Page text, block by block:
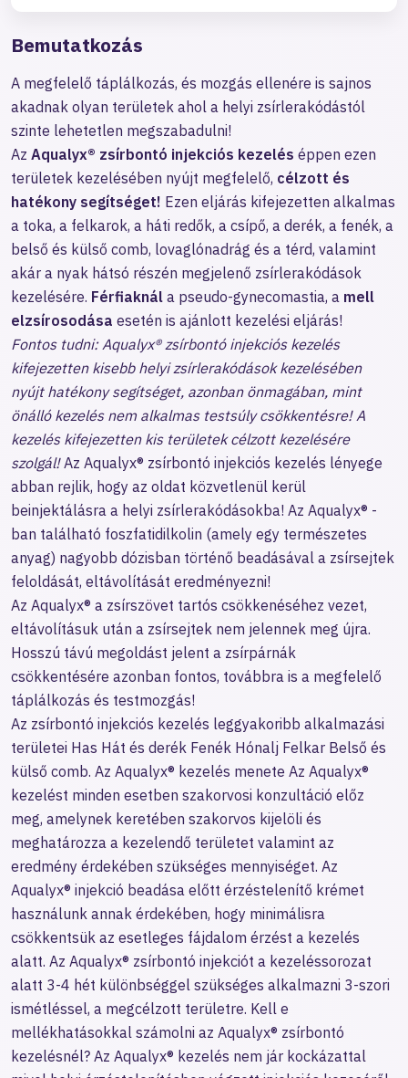
Bemutatkozás
A megfelelő táplálkozás, és mozgás ellenére is sajnos
akadnak olyan területek ahol a helyi zsírlerakódástól
szinte lehetetlen megszabadulni!
Az Aqualyx® zsírbontó injekciós kezelés éppen ezen
területek kezelésében nyújt megfelelő, célzott és
hatékony segítséget! Ezen eljárás kifejezetten alkalmas
a toka, a felkarok, a háti redők, a csípő, a derék, a fenék, a
belső és külső comb, lovaglónadrág és a térd, valamint
akár a nyak hátsó részén megjelenő zsírlerakódások
kezelésére. Férfiaknál a pseudo-gynecomastia, a mell
elzsírosodása esetén is ajánlott kezelési eljárás!
Fontos tudni: Aqualyx® zsírbontó injekciós kezelés
kifejezetten kisebb helyi zsírlerakódások kezelésében
nyújt hatékony segítséget, azonban önmagában, mint
önálló kezelés nem alkalmas testsúly csökkentésre! A
kezelés kifejezetten kis területek célzott kezelésére
szolgál!Az Aqualyx® zsírbontó injekciós kezelés lényege
abban rejlik, hogy az oldat közvetlenül kerül
beinjektálásra a helyi zsírlerakódásokba! Az Aqualyx® -
ban található foszfatidilkolin (amely egy természetes
anyag) nagyobb dózisban történő beadásával a zsírsejtek
feloldását, eltávolítását eredményezni!
Az Aqualyx® a zsírszövet tartós csökkenéséhez vezet,
eltávolításuk után a zsírsejtek nem jelennek meg újra.
Hosszú távú megoldást jelent a zsírpárnák
csökkentésére azonban fontos, továbbra is a megfelelő
táplálkozás és testmozgás!
Az zsírbontó injekciós kezelés leggyakoribb alkalmazási
területei Has Hát és derék Fenék Hónalj Felkar Belső és
külső comb. Az Aqualyx® kezelés menete Az Aqualyx®
kezelést minden esetben szakorvosi konzultáció előz
meg, amelynek keretében szakorvos kijelöli és
meghatározza a kezelendő területet valamint az
eredmény érdekében szükséges mennyiséget. Az
Aqualyx® injekció beadása előtt érzéstelenítő krémet
használunk annak érdekében, hogy minimálisra
csökkentsük az esetleges fájdalom érzést a kezelés
alatt. Az Aqualyx® zsírbontó injekciót a kezeléssorozat
alatt 3-4 hét különbséggel szükséges alkalmazni 3-szori
ismétléssel, a megcélzott területre. Kell e
mellékhatásokkal számolni az Aqualyx® zsírbontó
kezelésnél? Az Aqualyx® kezelés nem jár kockázattal